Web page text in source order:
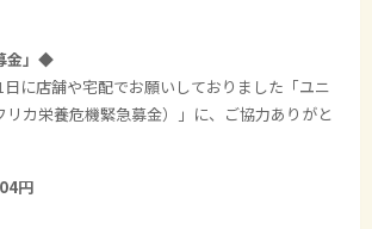
金」◆
日に店舗や宅配でお願いしておりました「ユニ
リカ栄養危機緊急募金）」に、ご協力ありがと
円